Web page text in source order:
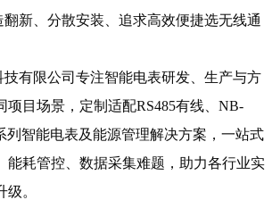
翻新、分散安装、追求高效便捷选无线通
有限公司专注智能电表研发、生产与方
项目场景，定制适配RS485有线、NB-
列智能电表及能源管理解决方案，一站式
能耗管控、数据采集难题，助力各行业实
。